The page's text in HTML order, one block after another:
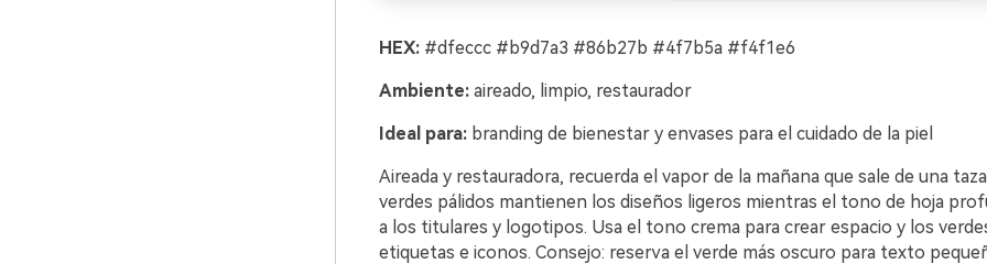
HEX:#dfeccc #b9d7a3 #86b27b #4f7b5a #f4f1e6
Ambiente:aireado, limpio, restaurador
Ideal para:branding de bienestar y envases para el cuidado de la piel
Aireada y restauradora, recuerda el vapor de la mañana que sale de una
verdes pálidos mantienen los diseños ligeros mientras el tono de hoja
a los titulares y logotipos. Usa el tono crema para crear espacio y los
etiquetas e iconos. Consejo: reserva el verde más oscuro para texto